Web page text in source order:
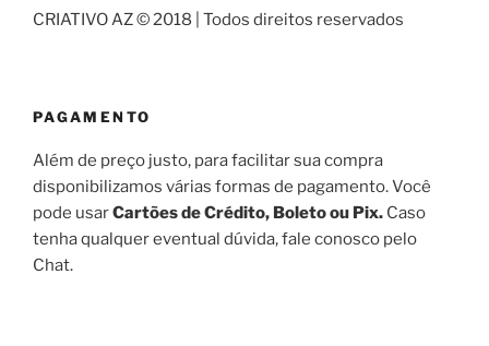
CRIATIVO AZ © 2018 | Todos direitos reservados
PAGAMENTO
Além de preço justo, para facilitar sua compra
disponibilizamos várias formas de pagamento. Você
pode usarCartões de Crédito, Boleto ou Pix. Caso
tenha qualquer eventual dúvida, fale conosco pelo
Chat.